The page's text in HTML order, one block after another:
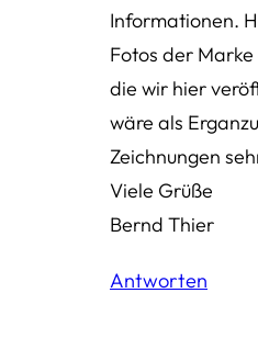
Informationen.
Fotos der Marke
die wir hier
wäre als
Zeichnungen
Viele Grüße
Bernd Thier
Antworten